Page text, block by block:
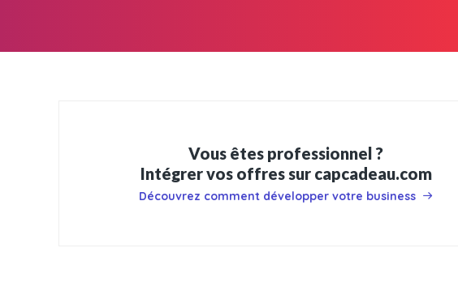
Vous êtes professionnel ?
Intégrer vos offres sur capcadeau.com
Découvrez comment développer votre business